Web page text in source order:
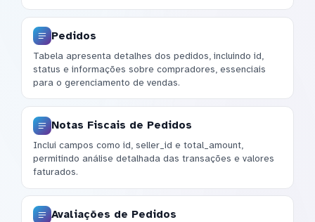
Pedidos
Tabela apresenta detalhes dos pedidos, incluindo id,
status e informações sobre compradores, essenciais
para o gerenciamento de vendas.
Notas Fiscais de Pedidos
Inclui campos como id, seller_id e total_amount,
permitindo análise detalhada das transações e valores
faturados.
Avaliações de Pedidos